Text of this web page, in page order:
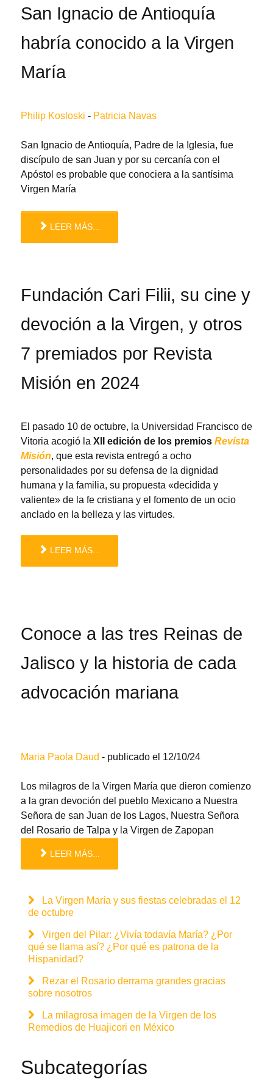
San Ignacio de Antioquía
habría conocido a la Virgen
María
Philip Kosloski - Patricia Navas
San Ignacio de Antioquía, Padre de la Iglesia, fue
discípulo de san Juan y por su cercanía con el
Apóstol es probable que conociera a la santísima
Virgen María
LEER MÁS...
Fundación Cari Filii, su cine y
devoción a la Virgen, y otros
7 premiados por Revista
Misión en 2024
El pasado 10 de octubre, la Universidad Francisco de
Vitoria acogió la XII edición de los premios Revista
Misión, que esta revista entregó a ocho
personalidades por su defensa de la dignidad
humana y la familia, su propuesta «decidida y
valiente» de la fe cristiana y el fomento de un ocio
anclado en la belleza y las virtudes.
LEER MÁS...
Conoce a las tres Reinas de
Jalisco y la historia de cada
advocación mariana
Maria Paola Daud - publicado el 12/10/24
Los milagros de la Virgen María que dieron comienzo
a la gran devoción del pueblo Mexicano a Nuestra
Señora de san Juan de los Lagos, Nuestra Señora
del Rosario de Talpa y la Virgen de Zapopan
LEER MÁS...
La Virgen María y sus fiestas celebradas el 12
de octubre
Virgen del Pilar: ¿Vivía todavía María? ¿Por
qué se llama así? ¿Por qué es patrona de la
Hispanidad?
Rezar el Rosario derrama grandes gracias
sobre nosotros
La milagrosa imagen de la Virgen de los
Remedios de Huajicori en México
Subcategorías